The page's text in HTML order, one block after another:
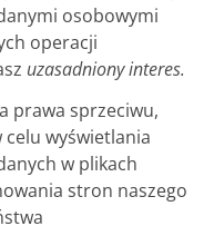
osobowymi
operacji
uzasadniony interes.
prawa sprzeciwu,
wyświetlania
w plikach
stron naszego